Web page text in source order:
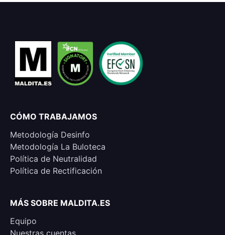
CÓMO TRABAJAMOS
Metodología Desinfo
Metodología La Buloteca
Política de Neutralidad
Política de Rectificación
MÁS SOBRE MALDITA.ES
Equipo
Nuestras cuentas